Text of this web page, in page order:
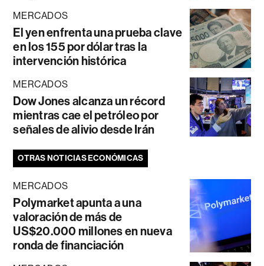
MERCADOS
El yen enfrenta una prueba clave
en los 155 por dólar tras la
intervención histórica
MERCADOS
Dow Jones alcanza un récord
mientras cae el petróleo por
señales de alivio desde Irán
OTRAS NOTICIAS ECONÓMICAS
MERCADOS
Polymarket apunta a una
valoración de más de
US$20.000 millones en nueva
ronda de financiación